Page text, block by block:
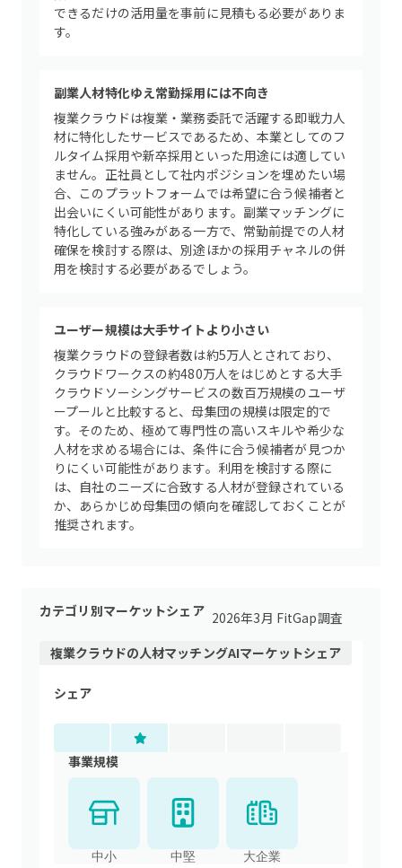
できるだけの活用量を事前に見積もる必要がありま
す。
副業人材特化ゆえ常勤採用には不向き
複業クラウドは複業・業務委託で活躍する即戦力人
材に特化したサービスであるため、本業としてのフ
ルタイム採用や新卒採用といった用途には適してい
ません。正社員として社内ポジションを埋めたい場
合、このプラットフォームでは希望に合う候補者と
出会いにくい可能性があります。副業マッチングに
特化している強みがある一方で、常勤前提での人材
確保を検討する際は、別途ほかの採用チャネルの併
用を検討する必要があるでしょう。
ユーザー規模は大手サイトより小さい
複業クラウドの登録者数は約5万人とされており、
クラウドワークスの約480万人をはじめとする大手
クラウドソーシングサービスの数百万規模のユーザ
ープールと比較すると、母集団の規模は限定的で
す。そのため、極めて専門性の高いスキルや希少な
人材を求める場合には、条件に合う候補者が見つか
りにくい可能性があります。利用を検討する際に
は、自社のニーズに合致する人材が登録されている
か、あらかじめ母集団の傾向を確認しておくことが
推奨されます。
カテゴリ別マーケットシェア 2026年3月 FitGap調査
複業クラウドの人材マッチングAIマーケットシェア
シェア
事業規模
中小 中堅 大企業